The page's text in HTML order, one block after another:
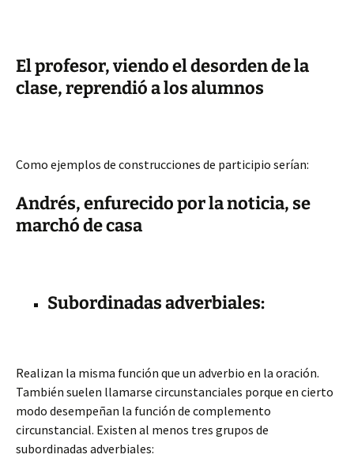
El profesor, viendo el desorden de la
clase, reprendió a los alumnos
Como ejemplos de construcciones de participio serían:
Andrés, enfurecido por la noticia, se
marchó de casa
Subordinadas adverbiales:
Realizan la misma función que un adverbio en la oración.
También suelen llamarse circunstanciales porque en cierto
modo desempeñan la función de complemento
circunstancial. Existen al menos tres grupos de
subordinadas adverbiales: